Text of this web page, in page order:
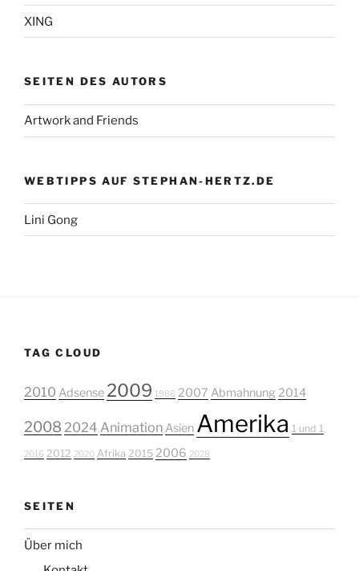
XING
SEITEN DES AUTORS
Artwork and Friends
WEBTIPPS AUF STEPHAN-HERTZ.DE
Lini Gong
TAG CLOUD
2010 Adsense 2009 1986 2007 Abmahnung 2014
2008 2024 Animation Asien Amerika 1 und 1
2016 2012 2020 Afrika 2015 2006 2028
SEITEN
Über mich